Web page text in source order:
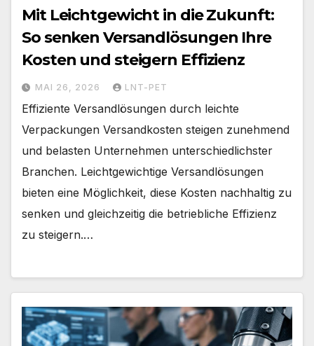
Mit Leichtgewicht in die Zukunft:
So senken Versandlösungen Ihre
Kosten und steigern Effizienz
MAI 26, 2026 LNT-PET
Effiziente Versandlösungen durch leichte
Verpackungen Versandkosten steigen zunehmend
und belasten Unternehmen unterschiedlichster
Branchen. Leichtgewichtige Versandlösungen
bieten eine Möglichkeit, diese Kosten nachhaltig zu
senken und gleichzeitig die betriebliche Effizienz
zu steigern.…